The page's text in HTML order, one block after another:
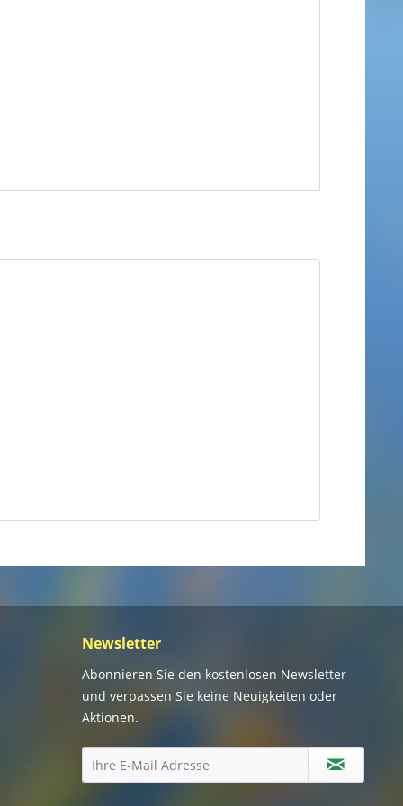
Newsletter
Abonnieren Sie den kostenlosen Newsletter
und verpassen Sie keine Neuigkeiten oder
Aktionen.